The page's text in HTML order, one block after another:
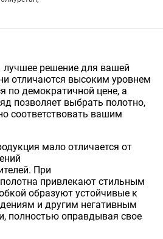
лучшее решение для вашей
отличаются высоким уровнем
по демократичной цене, а
позволяет выбрать полотно,
соответствовать вашим
мало отличается от
При
привлекают стильным
образуют устойчивые к
и другим негативным
полностью оправдывая свое